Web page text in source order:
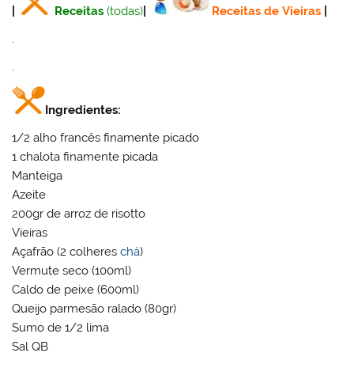
Receitas (todas) Receitas de Vieiras
.
.
Ingredientes:
1/2 alho francês finamente picado
1 chalota finamente picada
Manteiga
Azeite
200gr de arroz de risotto
Vieiras
Açafrão (2 colhereschá)
Vermute seco (100ml)
Caldo de peixe (600ml)
Queijo parmesão ralado (80gr)
Sumo de 1/2 lima
Sal QB